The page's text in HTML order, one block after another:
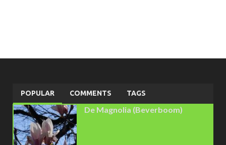
POPULAR COMMENTS TAGS
De Magnolia (Beverboom)